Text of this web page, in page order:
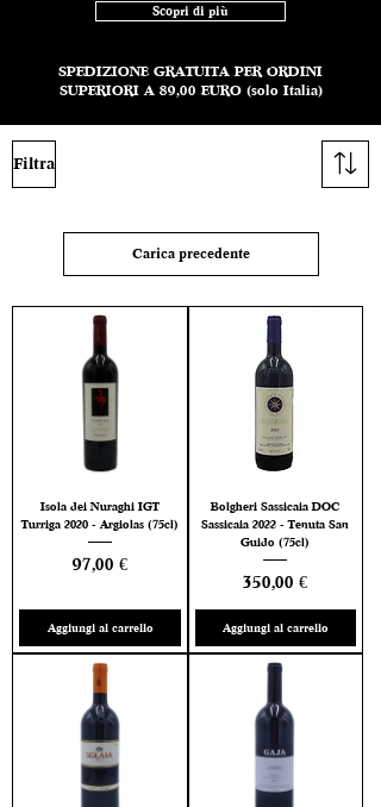
Scopri di più
SPEDIZIONE GRATUITA PER ORDINI
SUPERIORI A 89,00 EURO (solo Italia)
Filtra
Carica precedente
Isola dei Nuraghi IGT
Turriga 2020 - Argiolas (75cl)
Prezzo
97,00 €
Aggiungi al carrello
Bolgheri Sassicaia DOC
Sassicaia 2022 - Tenuta San
Guido (75cl)
Prezzo
350,00 €
Aggiungi al carrello